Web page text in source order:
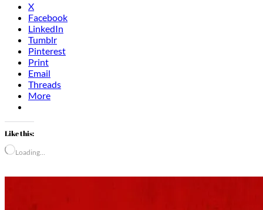
X
Facebook
LinkedIn
Tumblr
Pinterest
Print
Email
Threads
More
Like this:
Loading…